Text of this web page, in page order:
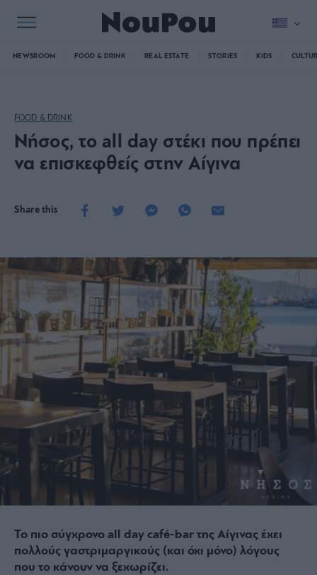
NEWSROOM FOOD & DRINK REAL ESTATE STORIES KIDS
FOOD & DRINK
Nήσος, το all day στέκι που πρέπει
να επισκεφθείς στην Αίγινα
Share this
Το πιο σύγχρονο all day café-bar της Αίγινας έχει
πολλούς γαστριμαργικούς (και όχι μόνο) λόγους
που το κάνουν να ξεχωρίζει.